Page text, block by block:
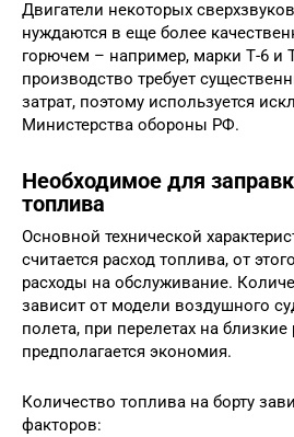
Двигатели некоторых
нуждаются в еще более
горючем – например, марки Т-6 и
производство требует
затрат, поэтому используется
Министерства обороны РФ.
Необходимое для
топлива
Основной технической
считается расход топлива, от
расходы на обслуживание.
зависит от модели воздушного
полета, при перелетах на близкие
предполагается экономия.
Количество топлива на борту
факторов: